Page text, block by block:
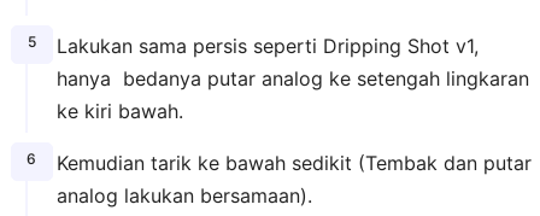
Lakukan sama persis seperti Dripping Shot v1,
hanya bedanya putar analog ke setengah lingkaran
ke kiri bawah.
Kemudian tarik ke bawah sedikit (Tembak dan putar
analog lakukan bersamaan).